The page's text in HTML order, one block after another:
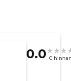
0.0 0